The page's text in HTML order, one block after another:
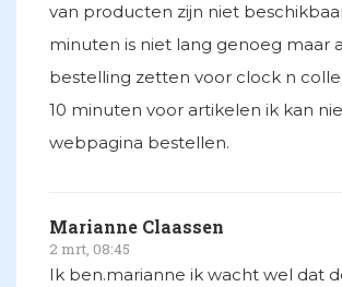
van producten zijn niet
minuten is niet lang genoeg maar
bestelling zetten voor clock n
10 minuten voor artikelen ik kan
webpagina bestellen.
Marianne Claassen
2 mrt, 08:45
Ik ben.marianne ik wacht wel dat